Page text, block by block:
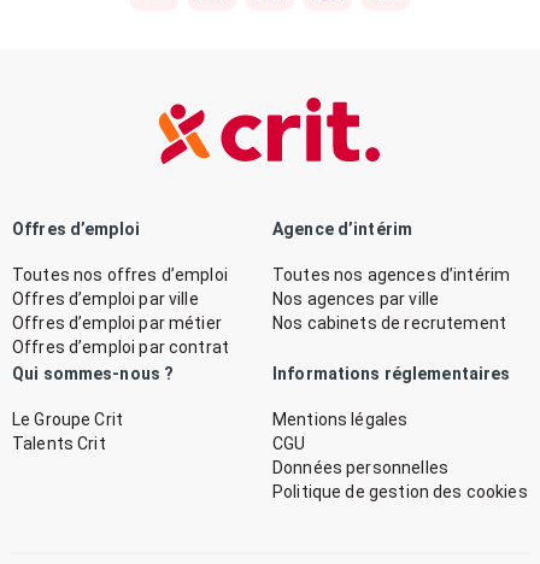
Offres d’emploi
Toutes nos offres d’emploi
Offres d’emploi par ville
Offres d’emploi par métier
Offres d’emploi par contrat
Agence d’intérim
Toutes nos agences d’intérim
Nos agences par ville
Nos cabinets de recrutement
Qui sommes-nous ?
Le Groupe Crit
Talents Crit
Informations réglementaires
Mentions légales
CGU
Données personnelles
Politique de gestion des cookies